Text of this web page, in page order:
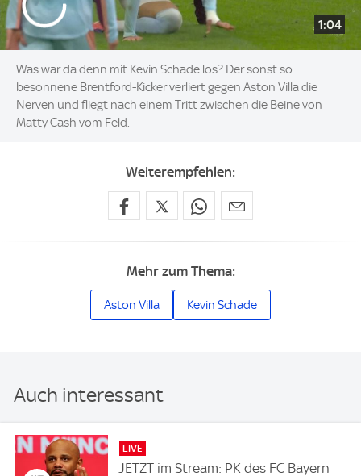
1:04
Was war da denn mit Kevin Schade los? Der sonst so
besonnene Brentford-Kicker verliert gegen Aston Villa die
Nerven und fliegt nach einem Tritt zwischen die Beine von
Matty Cash vom Feld.
Weiterempfehlen:
Mehr zum Thema:
Aston Villa Kevin Schade
Auch interessant
LIVE
JETZT im Stream: PK des FC Bayern